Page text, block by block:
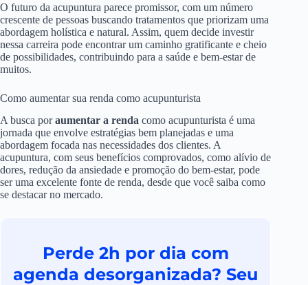
O futuro da acupuntura parece promissor, com um número
crescente de pessoas buscando tratamentos que priorizam uma
abordagem holística e natural. Assim, quem decide investir
nessa carreira pode encontrar um caminho gratificante e cheio
de possibilidades, contribuindo para a saúde e bem-estar de
muitos.
Como aumentar sua renda como acupunturista
A busca poraumentar a renda como acupunturista é uma
jornada que envolve estratégias bem planejadas e uma
abordagem focada nas necessidades dos clientes. A
acupuntura, com seus benefícios comprovados, como alívio de
dores, redução da ansiedade e promoção do bem-estar, pode
ser uma excelente fonte de renda, desde que você saiba como
se destacar no mercado.
Perde 2h por dia com
agenda desorganizada? Seu